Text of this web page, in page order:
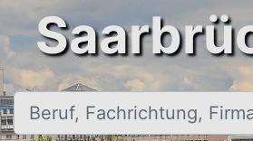
Beruf, Fachrichtung, Firma